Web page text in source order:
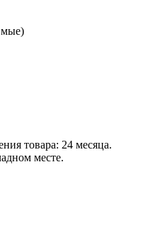
товара: 24 месяца.
месте.